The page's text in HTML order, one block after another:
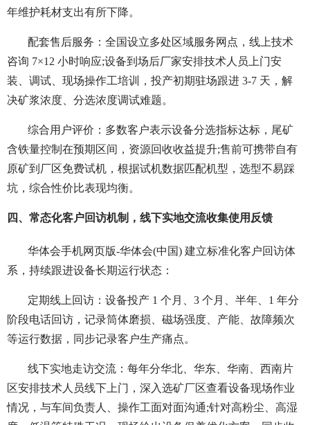
年维护耗材支出有所下降。
配套售后服务：全国设立多处区域服务网点，线上技术
咨询 7×12 小时响应;设备到场后厂家安排技术人员上门安
装、调试、现场操作工培训，投产初期驻场跟进 3-7 天，解
决矿浆浓度、分选浓度调试难题。
综合用户评价：多数客户表示设备分选指标达标，尾矿
含铁量控制在预期区间，资源回收收益提升;售前可携带自有
原矿到厂区免费试机，根据试机数据匹配机型，选型不易踩
坑，综合性价比表现均衡。
四、常态化客户回访机制，线下实地交流收集使用反馈
华体会手机网页版-华体会(中国) 建立标准化客户回访体
系，持续跟进设备长期运行状态：
定期线上回访：设备投产 1 个月、3 个月、半年、1 年分
阶段电话回访，记录筒体磨损、磁场强度、产能、故障频次
等运行数据，同步记录客户生产痛点。
线下实地走访交流：每年分华北、华东、华南、西南片
区安排技术人员线下上门，深入选矿厂区查看设备现场作业
情况，与车间负责人、操作工面对面沟通;针对高粉尘、高湿